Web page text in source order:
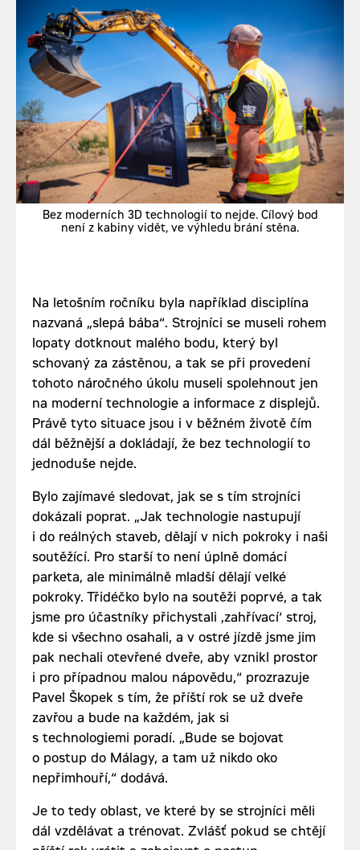
Bez moderních 3D technologií to nejde. Cílový bod
není z kabiny vidět, ve výhledu brání stěna.
Na letošním ročníku byla například disciplína
nazvaná „slepá bába“. Strojníci se museli rohem
lopaty dotknout malého bodu, který byl
schovaný za zástěnou, a tak se při provedení
tohoto náročného úkolu museli spolehnout jen
na moderní technologie a informace z displejů.
Právě tyto situace jsou i v běžném životě čím
dál běžnější a dokládají, že bez technologií to
jednoduše nejde.
Bylo zajímavé sledovat, jak se s tím strojníci
dokázali poprat. „Jak technologie nastupují
i do reálných staveb, dělají v nich pokroky i naši
soutěžící. Pro starší to není úplně domácí
parketa, ale minimálně mladší dělají velké
pokroky. Třidéčko bylo na soutěži poprvé, a tak
jsme pro účastníky přichystali ‚zahřívací‘ stroj,
kde si všechno osahali, a v ostré jízdě jsme jim
pak nechali otevřené dveře, aby vznikl prostor
i pro případnou malou nápovědu,“ prozrazuje
Pavel Škopek s tím, že příští rok se už dveře
zavřou a bude na každém, jak si
s technologiemi poradí. „Bude se bojovat
o postup do Málagy, a tam už nikdo oko
nepřimhouří,“ dodává.
Je to tedy oblast, ve které by se strojníci měli
dál vzdělávat a trénovat. Zvlášť pokud se chtějí